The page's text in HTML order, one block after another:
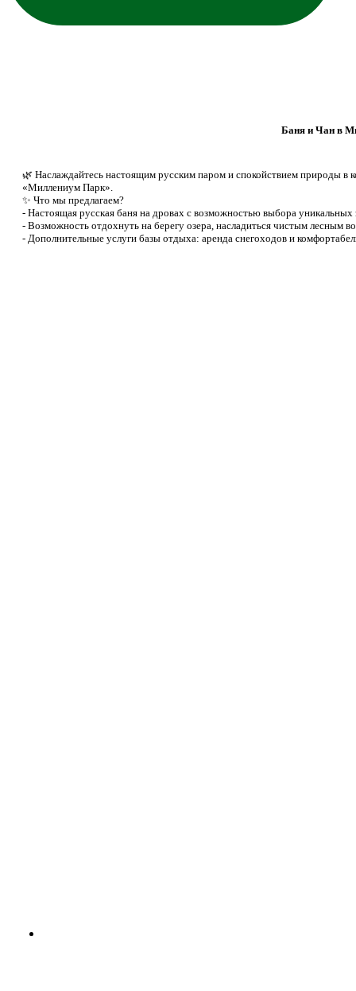
Баня и Чан в
🌿 Наслаждайтесь настоящим русским паром и спокойствием природы в
«Миллениум Парк».
✨ Что мы предлагаем?
- Настоящая русская баня на дровах с возможностью выбора
- Возможность отдохнуть на берегу озера, насладиться чистым лесным
- Дополнительные услуги базы отдыха: аренда снегоходов и